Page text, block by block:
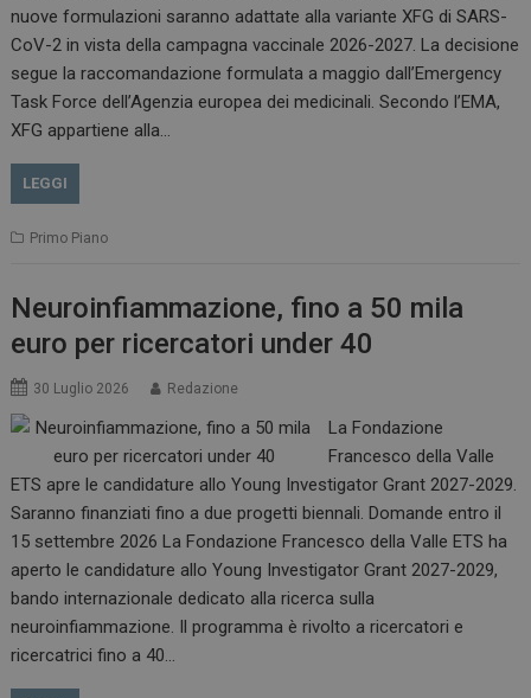
nuove formulazioni saranno adattate alla variante XFG di SARS-
CoV-2 in vista della campagna vaccinale 2026-2027. La decisione
segue la raccomandazione formulata a maggio dall’Emergency
Task Force dell’Agenzia europea dei medicinali. Secondo l’EMA,
XFG appartiene alla…
LEGGI
Primo Piano
Neuroinfiammazione, fino a 50 mila
euro per ricercatori under 40
30 Luglio 2026 Redazione
La Fondazione
Francesco della Valle
ETS apre le candidature allo Young Investigator Grant 2027-2029.
Saranno finanziati fino a due progetti biennali. Domande entro il
15 settembre 2026 La Fondazione Francesco della Valle ETS ha
aperto le candidature allo Young Investigator Grant 2027-2029,
bando internazionale dedicato alla ricerca sulla
neuroinfiammazione. Il programma è rivolto a ricercatori e
ricercatrici fino a 40…
ARRAffinity
Microsoft Corporation
.www.dailyhealthindustry.it
Sessione
_ga_Z2VT792F98
tracking-sites-
ironfish-tracking-
enable
www.dailyhealthindustry.it
4
settimane
2 giorni
CookieScriptConsent